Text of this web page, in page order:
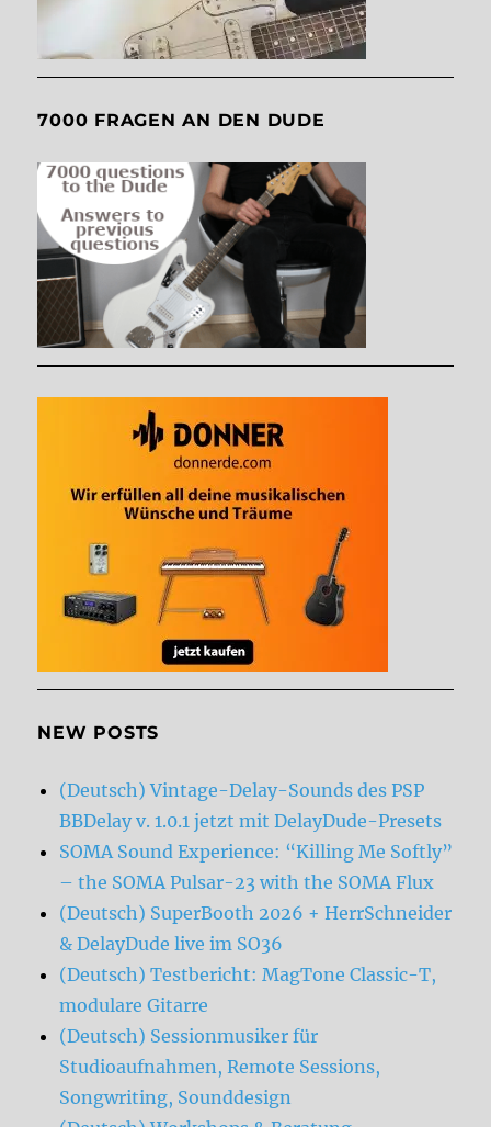
7000 FRAGEN AN DEN DUDE
NEW POSTS
(Deutsch) Vintage-Delay-Sounds des PSP
BBDelay v. 1.0.1 jetzt mit DelayDude-Presets
SOMA Sound Experience: “Killing Me Softly”
– the SOMA Pulsar-23 with the SOMA Flux
(Deutsch) SuperBooth 2026 + HerrSchneider
& DelayDude live im SO36
(Deutsch) Testbericht: MagTone Classic-T,
modulare Gitarre
(Deutsch) Sessionmusiker für
Studioaufnahmen, Remote Sessions,
Songwriting, Sounddesign